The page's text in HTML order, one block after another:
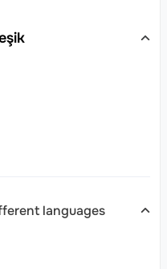
languages